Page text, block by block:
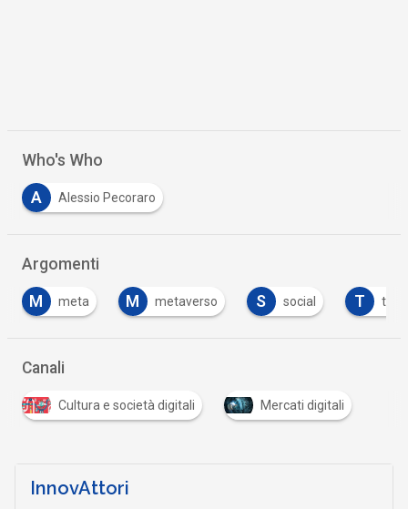
Who's Who
A Alessio Pecoraro
Argomenti
M meta M metaverso S social T
Canali
Cultura e società digitali Mercati digitali
InnovAttori